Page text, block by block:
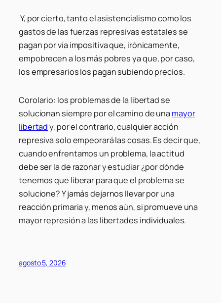
Y, por cierto, tanto el asistencialismo como los
gastos de las fuerzas represivas estatales se
pagan por vía impositiva que, irónicamente,
empobrecen a los más pobres ya que, por caso,
los empresarios los pagan subiendo precios.
Corolario: los problemas de la libertad se
solucionan siempre por el camino de una mayor
libertady, por el contrario, cualquier acción
represiva solo empeorará las cosas. Es decir que,
cuando enfrentamos un problema, la actitud
debe ser la de razonar y estudiar ¿por dónde
tenemos que liberar para que el problema se
solucione? Y jamás dejarnos llevar por una
reacción primaria y, menos aún, si promueve una
mayor represión a las libertades individuales.
agosto 5, 2026